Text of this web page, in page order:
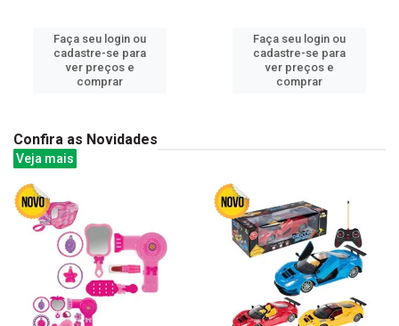
Faça seu login ou
cadastre-se para
ver preços e
comprar
Faça seu login ou
cadastre-se para
ver preços e
comprar
Confira as Novidades
Veja mais